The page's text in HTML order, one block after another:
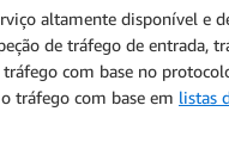
altamente disponível e
de tráfego de entrada,
com base no
tráfego com base em listas